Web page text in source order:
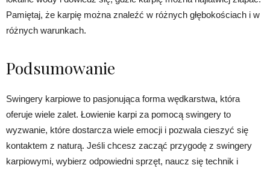
Pamiętaj, że karpię można znaleźć w różnych głębokościach i w
różnych warunkach.
Podsumowanie
Swingery karpiowe to pasjonująca forma wędkarstwa, która
oferuje wiele zalet. Łowienie karpi za pomocą swingery to
wyzwanie, które dostarcza wiele emocji i pozwala cieszyć się
kontaktem z naturą. Jeśli chcesz zacząć przygodę z swingery
karpiowymi, wybierz odpowiedni sprzęt, naucz się technik i